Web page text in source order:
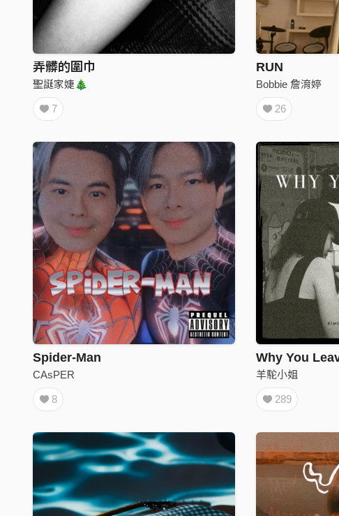
弄髒的圍巾
聖誕家婕🎄
7
RUN
Bobbie 詹淯婷
26
Spider-Man
CAsPER
8
Why You
羊駝小姐
289